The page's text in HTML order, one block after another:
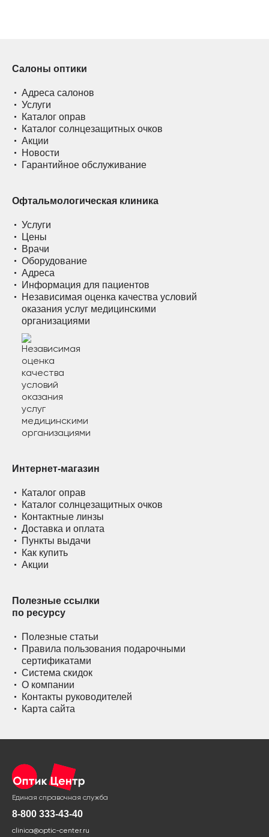
Салоны оптики
Адреса салонов
Услуги
Каталог оправ
Каталог солнцезащитных очков
Акции
Новости
Гарантийное обслуживание
Офтальмологическая клиника
Услуги
Цены
Врачи
Оборудование
Адреса
Информация для пациентов
Независимая оценка качества условий
оказания услуг медицинскими
организациями
Интернет-магазин
Каталог оправ
Каталог солнцезащитных очков
Контактные линзы
Доставка и оплата
Пункты выдачи
Как купить
Акции
Полезные ссылки
по ресурсу
Полезные статьи
Правила пользования подарочными
сертификатами
Система скидок
О компании
Контакты руководителей
Карта сайта
Единая справочная служба
8-800 333-43-40
clinica@optic-center.ru